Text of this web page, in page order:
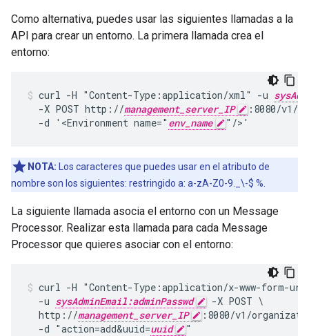
Como alternativa, puedes usar las siguientes llamadas a la
API para crear un entorno. La primera llamada crea el
entorno:
curl -H "Content-Type:application/xml" -u
  -X POST http://
management_server_IP
:8080/v1/
  -d '<Environment name="
env_name "/>'
NOTA: Los caracteres que puedes usar en el atributo de
nombre son los siguientes: restringido a: a-zA-Z0-9._\-$ %.
La siguiente llamada asocia el entorno con un Message
Processor. Realizar esta llamada para cada Message
Processor que quieres asociar con el entorno:
curl -H "Content-Type:application/x-www-form-
  -u
sysAdminEmail:adminPasswd
-X POST \
  http://
management_server_IP
:8080/v1/
  -d "action=add&uuid=
uuid